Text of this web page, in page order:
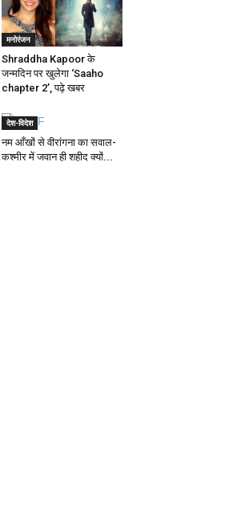
मनोरंजन
Shraddha Kapoor के
जन्मदिन पर खुलेगा ‘Saaho
chapter 2’, पढ़े खबर
देश-विदेश
नम आँखों से वीरांगना का सवाल-
कश्मीर में जवान ही शहीद क्यों...